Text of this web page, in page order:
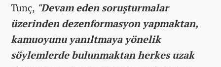
Tunç, "Devam eden soruşturmalar
üzerinden dezenformasyon yapmaktan,
kamuoyunu yanıltmaya yönelik
söylemlerde bulunmaktan herkes uzak